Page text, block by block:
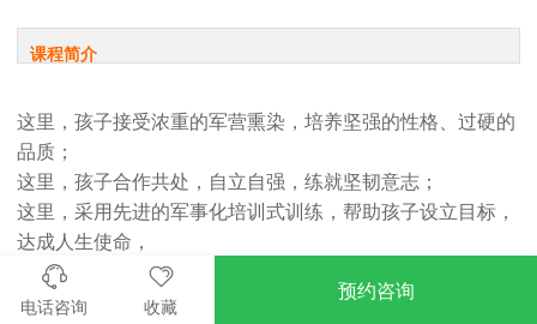
课程简介
这里，孩子接受浓重的军营熏染，培养坚强的性格、过硬的
品质；
这里，孩子合作共处，自立自强，练就坚韧意志；
这里，采用先进的军事化培训式训练，帮助孩子设立目标，
达成人生使命，
培养良好习惯，训练成功能力；
这里，专家精心设计的每项活动简单有效，针对性强，
电话咨询 收藏
预约咨询